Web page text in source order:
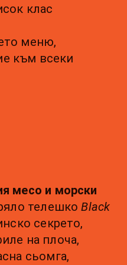
клас
меню,
към всеки
месо и морски
телешко Black
секрето,
на плоча,
сьомга,